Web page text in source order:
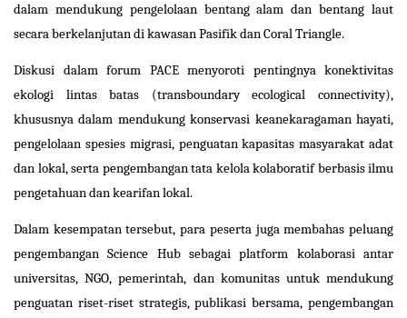
dalam mendukung pengelolaan bentang alam dan bentang laut
secara berkelanjutan di kawasan Pasifik dan Coral Triangle.
Diskusi dalam forum PACE menyoroti pentingnya konektivitas
ekologi lintas batas (transboundary ecological connectivity),
khususnya dalam mendukung konservasi keanekaragaman hayati,
pengelolaan spesies migrasi, penguatan kapasitas masyarakat adat
dan lokal, serta pengembangan tata kelola kolaboratif berbasis ilmu
pengetahuan dan kearifan lokal.
Dalam kesempatan tersebut, para peserta juga membahas peluang
pengembangan Science Hub sebagai platform kolaborasi antar
universitas, NGO, pemerintah, dan komunitas untuk mendukung
penguatan riset-riset strategis, publikasi bersama, pengembangan